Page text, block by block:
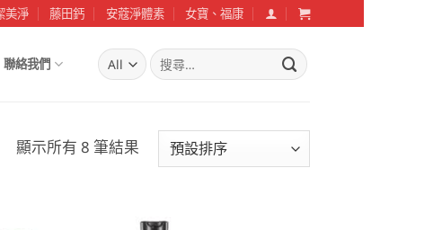
美淨 藤田鈣 安蔻淨體素 女寶、福康
聯絡我們
搜
尋
字:
顯示所有 8 筆結果